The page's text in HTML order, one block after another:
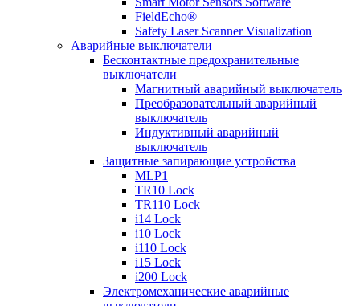
FieldEcho®
Safety Laser Scanner Visualization
Аварийные выключатели
Бесконтактные предохранительные
выключатели
Магнитный аварийный выключатель
Преобразовательный аварийный
выключатель
Индуктивный аварийный
выключатель
Защитные запирающие устройства
MLP1
TR10 Lock
TR110 Lock
i14 Lock
i10 Lock
i110 Lock
i15 Lock
i200 Lock
Электромеханические аварийные